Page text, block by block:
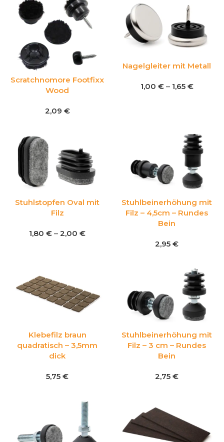
Scratchnomore Footfixx
Wood
2,09 €
Nagelgleiter mit Metall
1,00 € – 1,65 €
Stuhlstopfen Oval mit
Filz
1,80 € – 2,00 €
Stuhlbeinerhöhung mit
Filz – 4,5cm – Rundes
Bein
2,95 €
Klebefilz braun
quadratisch – 3,5mm
dick
5,75 €
Stuhlbeinerhöhung mit
Filz – 3 cm – Rundes
Bein
2,75 €